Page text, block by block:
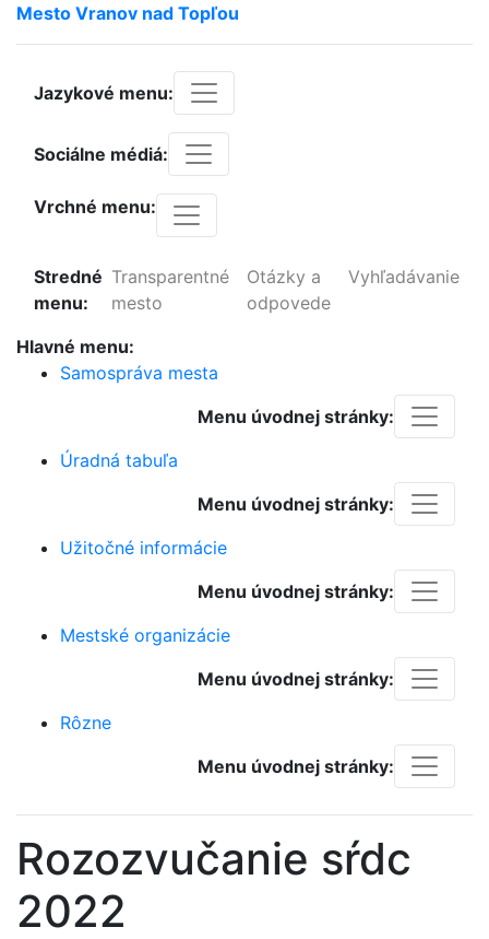
Mesto Vranov nad Topľou
Jazykové menu:
Sociálne médiá:
Vrchné menu:
Stredné
menu:
Transparentné
mesto
Otázky a
odpovede
Vyhľadávanie
Hlavné menu:
Samospráva mesta
Menu úvodnej stránky:
Úradná tabuľa
Menu úvodnej stránky:
Užitočné informácie
Menu úvodnej stránky:
Mestské organizácie
Menu úvodnej stránky:
Rôzne
Menu úvodnej stránky:
Rozozvučanie sŕdc
2022